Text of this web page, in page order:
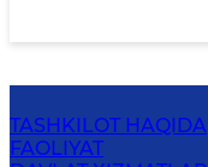
TASHKILOT HAQIDA
FAOLIYAT